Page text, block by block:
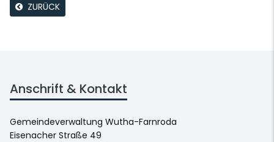
ZURÜCK
Anschrift & Kontakt
Gemeindeverwaltung Wutha-Farnroda
Eisenacher Straße 49